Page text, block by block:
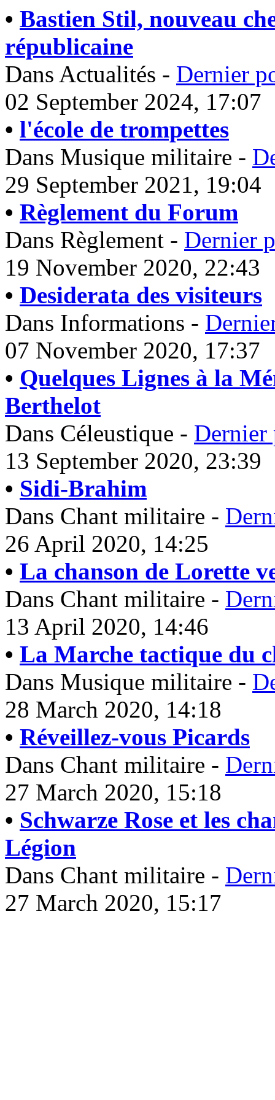
• Bastien Stil, nouveau
républicaine
Dans Actualités - Dernier
02 September 2024, 17:07
• l'école de trompettes
Dans Musique militaire -
29 September 2021, 19:04
• Règlement du Forum
Dans Règlement - Dernier
19 November 2020, 22:43
• Desiderata des visiteurs
Dans Informations -
07 November 2020, 17:37
• Quelques Lignes à la
Berthelot
Dans Céleustique - Dernier
13 September 2020, 23:39
• Sidi-Brahim
Dans Chant militaire -
26 April 2020, 14:25
• La chanson de Lorette
Dans Chant militaire -
13 April 2020, 14:46
• La Marche tactique du
Dans Musique militaire -
28 March 2020, 14:18
• Réveillez-vous Picards
Dans Chant militaire -
27 March 2020, 15:18
• Schwarze Rose et les
Légion
Dans Chant militaire -
27 March 2020, 15:17